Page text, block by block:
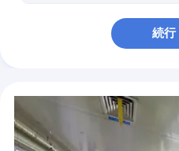
AllTrackのレース カーのデジタル色変更
無光沢の金属黒いポリ塩化ビニールのビニールのフィル
鍋のグウ デジタルの印刷物車の覆いの
GMTのMPI 1105への印刷できるビニールの地球のデジタル印
続行